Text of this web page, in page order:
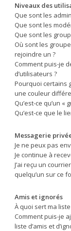
Niveaux des
Que sont les
Que sont les
Que sont les
Où sont les
rejoindre un ?
Comment puis-je
d’utilisateurs ?
Pourquoi certains
une couleur
Qu’est-ce qu’un
Qu’est-ce que le
Messagerie
Je ne peux pas
Je continue à
J’ai reçu un
quelqu’un sur ce
Amis et ignorés
À quoi sert ma liste
Comment puis-je
liste d’amis et